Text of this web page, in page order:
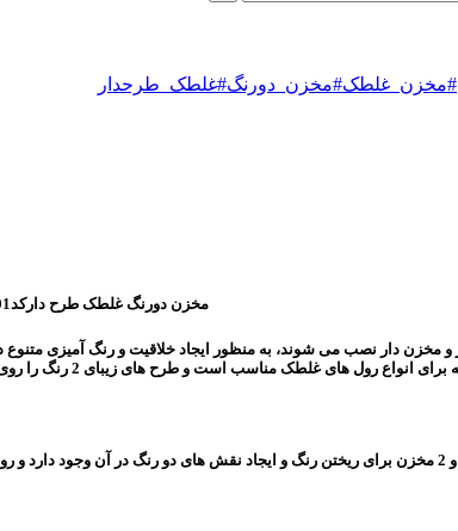
#مخزن_غلطک#مخزن_دورنگ#غلطک_طرحدار
مخزن دورنگ غلطک طرح دارکد9601